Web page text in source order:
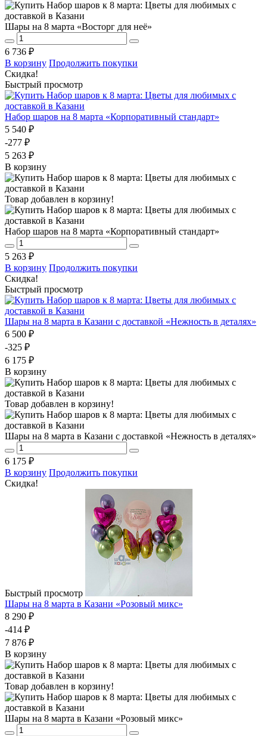
Шары на 8 марта «Восторг для неё»
6 736 ₽
В корзину Продолжить покупки
Скидка!
Быстрый просмотр
Набор шаров на 8 марта «Корпоративный стандарт»
5 540 ₽
-277 ₽
5 263 ₽
В корзину
Товар добавлен в корзину!
Набор шаров на 8 марта «Корпоративный стандарт»
5 263 ₽
В корзину Продолжить покупки
Скидка!
Быстрый просмотр
Шары на 8 марта в Казани с доставкой «Нежность в деталях»
6 500 ₽
-325 ₽
6 175 ₽
В корзину
Товар добавлен в корзину!
Шары на 8 марта в Казани с доставкой «Нежность в деталях»
6 175 ₽
В корзину Продолжить покупки
Скидка!
Быстрый просмотр
Шары на 8 марта в Казани «Розовый микс»
8 290 ₽
-414 ₽
7 876 ₽
В корзину
Товар добавлен в корзину!
Шары на 8 марта в Казани «Розовый микс»